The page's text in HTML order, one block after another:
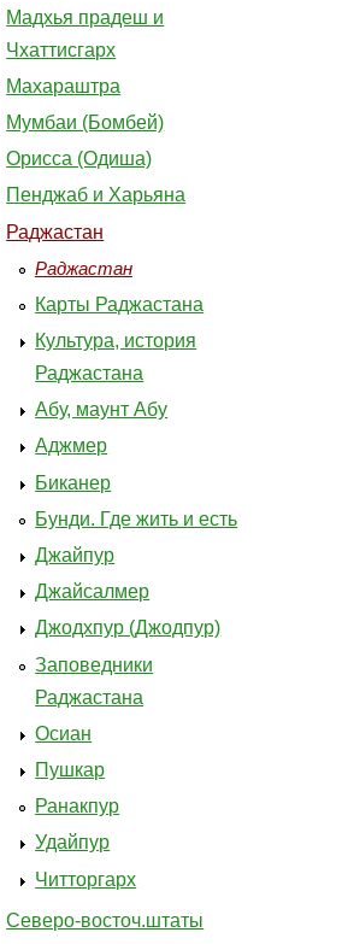
Мадхья прадеш и
Чхаттисгарх
Махараштра
Мумбаи (Бомбей)
Орисса (Одиша)
Пенджаб и Харьяна
Раджастан
Раджастан
Карты Раджастана
Культура, история
Раджастана
Абу, маунт Абу
Аджмер
Биканер
Бунди. Где жить и есть
Джайпур
Джайсалмер
Джодхпур (Джодпур)
Заповедники
Раджастана
Осиан
Пушкар
Ранакпур
Удайпур
Читторгарх
Северо-восточ.штаты